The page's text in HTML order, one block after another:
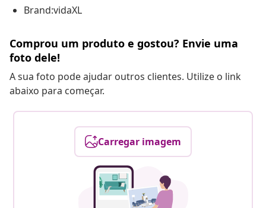
Brand:vidaXL
Comprou um produto e gostou? Envie uma
foto dele!
A sua foto pode ajudar outros clientes. Utilize o link
abaixo para começar.
Carregar imagem